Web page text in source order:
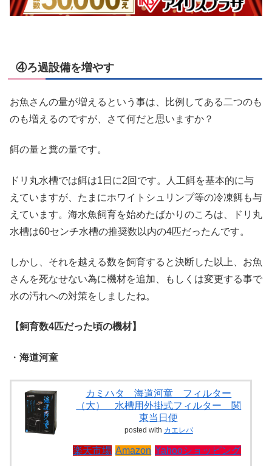
④ろ過設備を増やす
お魚さんの量が増えるという事は、比例してある二つのも
のも増えるのですが、さて何だと思いますか？
餌の量と糞の量です。
ドリ丸水槽では餌は1日に2回です。人工餌を基本的に与
えていますが、たまにホワイトシュリンプ等の冷凍餌も与
えています。海水魚飼育を始めたばかりのころは、ドリ丸
水槽は60センチ水槽の推奨数以内の4匹だったんです。
しかし、それを越える数を飼育すると決断した以上、お魚
さんを死なせない為に機材を追加、もしくは変更する事で
水の汚れへの対策をしましたね。
【飼育数4匹だった頃の機材】
・ 海道河童
カミハタ 海道河童 フィルター
（大） 水槽用外掛式フィルター 関
東当日便
posted with カエレバ
楽天市場 Amazon Yahooショッピング